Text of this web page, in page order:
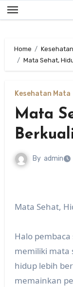
Skip
to
Home
Mata Sehat,
Kesehatan Mata
Mata
By admin
Mata Sehat,
Halo
memiliki mata
hidup lebih
memainkan